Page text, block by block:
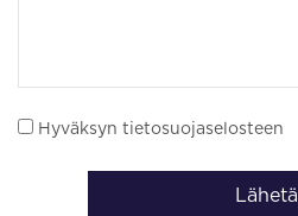
Hyväksyn tietosuojaselosteen
Lähetä